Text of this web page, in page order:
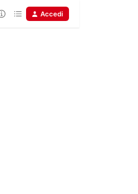
Accedi